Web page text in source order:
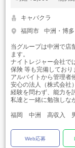
キャバクラ
福岡市
中洲・博多
当グループは中洲で店
ます。
ナイトレジャー会社で
保険 等も完備しており
アルバイトから管理者
安心の法人（株式会社
経験を問わず、能力を
私達と一緒に勉強しな
福岡 中洲 高収入
Web応募